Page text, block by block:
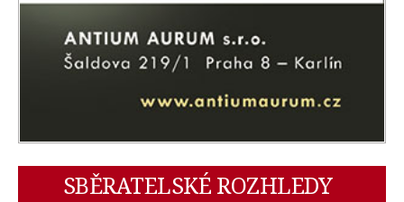
SBĚRATELSKÉ ROZHLEDY